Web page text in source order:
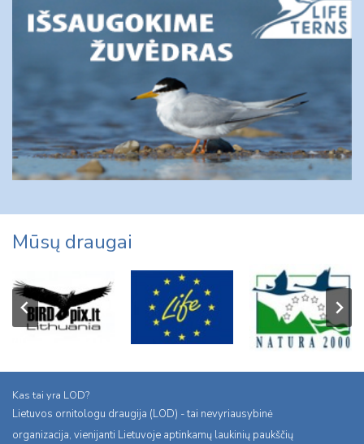
Mūsų draugai
Kas tai yra LOD?
Lietuvos ornitologu draugija (LOD) - tai nevyriausybinė
organizacija, vienijanti Lietuvoje aptinkamų laukinių paukščių